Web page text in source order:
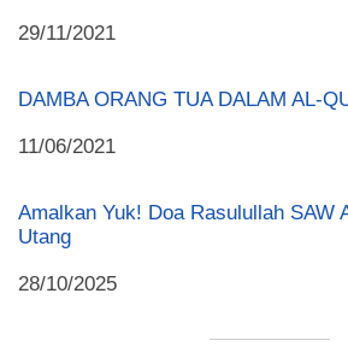
Date
29/11/2021
DAMBA ORANG TUA DALAM AL-
Date
11/06/2021
Amalkan Yuk! Doa Rasulullah SAW
Utang
Date
28/10/2025